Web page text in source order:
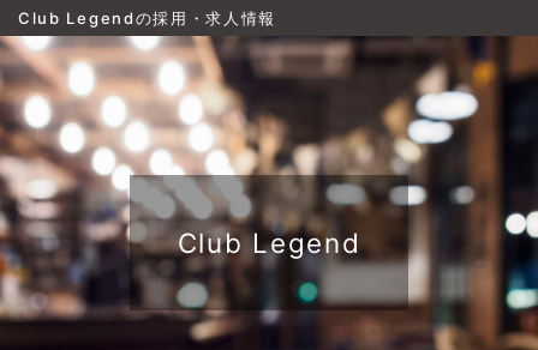
Club Legendの採用・求人情報
Club Legend